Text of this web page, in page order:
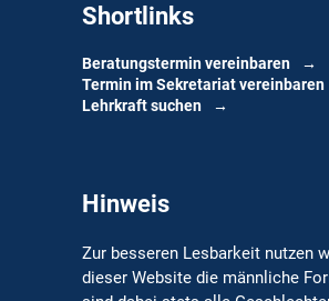
Shortlinks
Beratungstermin vereinbaren
Termin im Sekretariat vereinbaren
Lehrkraft suchen
Hinweis
Zur besseren Lesbarkeit nutzen
dieser Website die männliche